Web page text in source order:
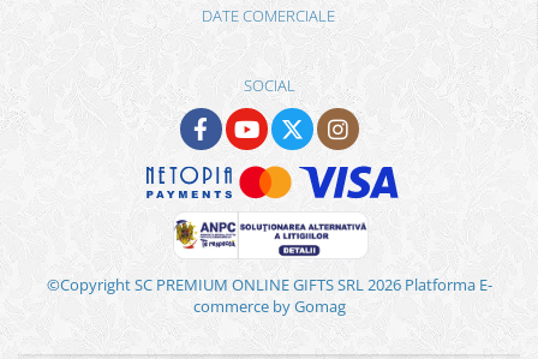
DATE COMERCIALE
SOCIAL
©Copyright SC PREMIUM ONLINE GIFTS SRL 2026 Platforma E-
commerce by Gomag